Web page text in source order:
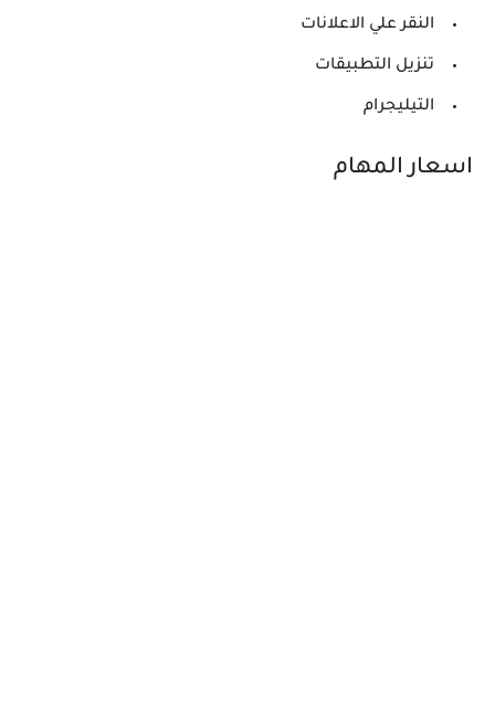
النقر علي الاعلانات
تنزيل التطبيقات
التيليجرام
اسعار المهام